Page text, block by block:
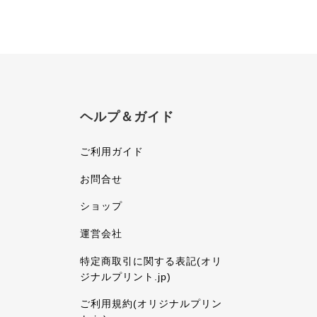
ヘルプ＆ガイド
ご利用ガイド
お問合せ
ショップ
運営会社
特定商取引に関する表記(オリ
ジナルプリント.jp)
ご利用規約(オリジナルプリン